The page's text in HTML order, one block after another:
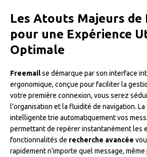
Les Atouts Majeurs de
pour une Expérience
Optimale
Freemailse démarque par son interface
ergonomique, conçue pour faciliter la
votre première connexion, vous serez
l’organisation et la fluidité de navigation. La
intelligente trie automatiquement vos
permettant de repérer instantanément les
fonctionnalités de recherche avancée
rapidement n’importe quel message,